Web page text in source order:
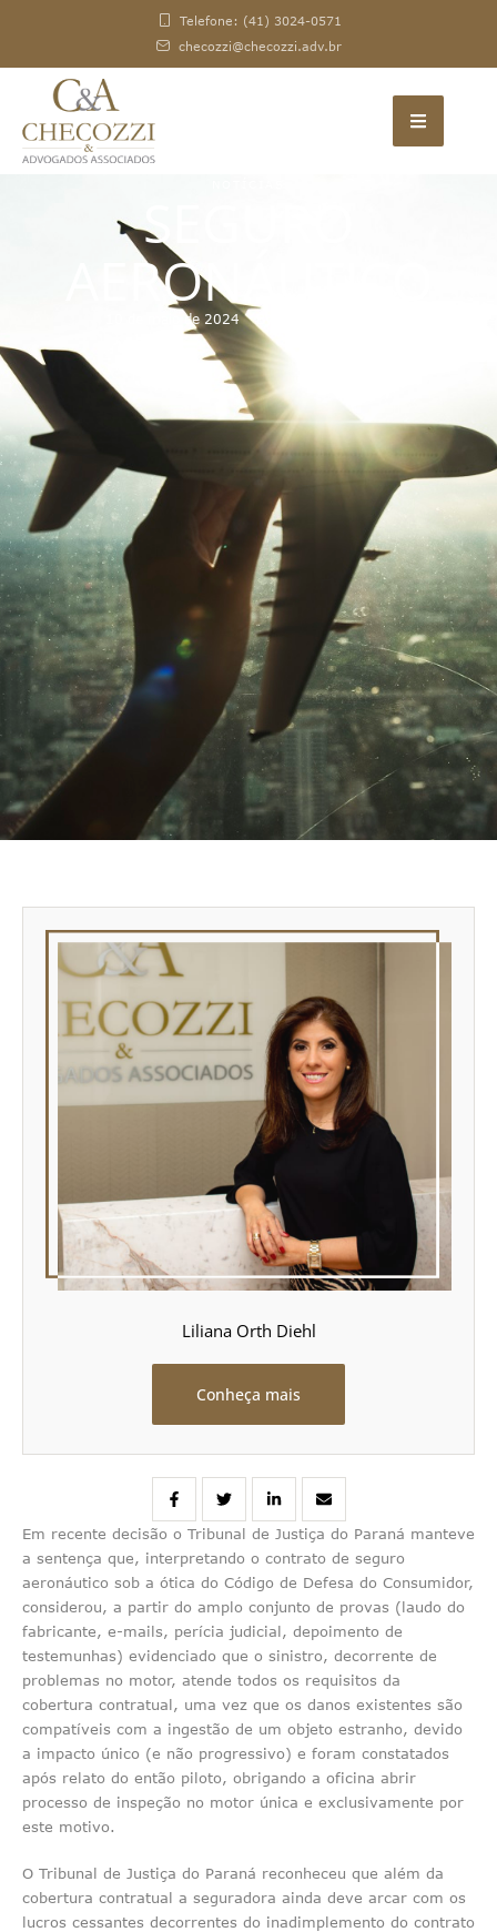
Telefone: (41) 3024-0571
checozzi@checozzi.adv.br
SEGURO
AERONÁUTICO
10 de maio de 2024
Liliana Orth Diehl
Conheça mais
Em recente decisão o Tribunal de Justiça do Paraná manteve
a sentença que, interpretando o contrato de seguro
aeronáutico sob a ótica do Código de Defesa do Consumidor,
considerou, a partir do amplo conjunto de provas (laudo do
fabricante, e-mails, perícia judicial, depoimento de
testemunhas) evidenciado que o sinistro, decorrente de
problemas no motor, atende todos os requisitos da
cobertura contratual, uma vez que os danos existentes são
compatíveis com a ingestão de um objeto estranho, devido
a impacto único (e não progressivo) e foram constatados
após relato do então piloto, obrigando a oficina abrir
processo de inspeção no motor única e exclusivamente por
este motivo.
O Tribunal de Justiça do Paraná reconheceu que além da
cobertura contratual a seguradora ainda deve arcar com os
lucros cessantes decorrentes do inadimplemento do contrato